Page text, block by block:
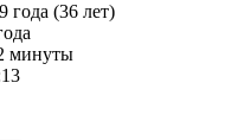
года (36 лет)
минуты